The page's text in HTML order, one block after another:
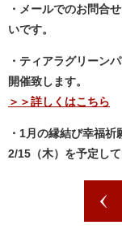
・メールでのお問合
いです。
・ティアラグリーン
開催致します。
＞＞詳しくはこちら
・1月の縁結び幸福
2/15（木）を予定して